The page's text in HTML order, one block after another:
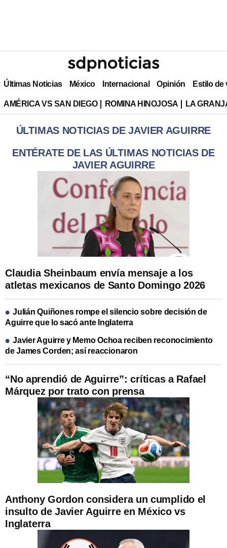
Últimas Noticias México Internacional Opinión Estilo de
AMÉRICA VS SAN DIEGO ROMINA HINOJOSA LA
ÚLTIMAS NOTICIAS DE JAVIER AGUIRRE
ENTÉRATE DE LAS ÚLTIMAS NOTICIAS DE
JAVIER AGUIRRE
“No aprendió de Aguirre”: críticas a Rafael
Márquez por trato con prensa
Anthony Gordon considera un cumplido el
insulto de Javier Aguirre en México vs
Inglaterra
Claudia Sheinbaum envía mensaje a los
atletas mexicanos de Santo Domingo 2026
Julián Quiñones rompe el silencio sobre decisión de
Aguirre que lo sacó ante Inglaterra
Javier Aguirre y Memo Ochoa reciben reconocimiento
de James Corden; así reaccionaron